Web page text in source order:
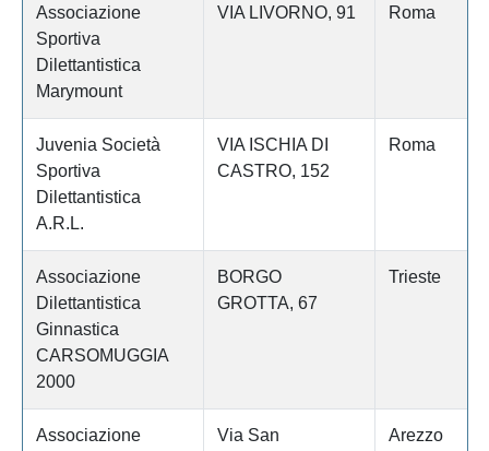
Associazione
Sportiva
Dilettantistica
Marymount
VIA LIVORNO, 91 Roma
Juvenia Società
Sportiva
Dilettantistica
A.R.L.
VIA ISCHIA DI
CASTRO, 152
Roma
Associazione
Dilettantistica
Ginnastica
CARSOMUGGIA
2000
BORGO
GROTTA, 67
Trieste
Associazione
Via San
Arezzo